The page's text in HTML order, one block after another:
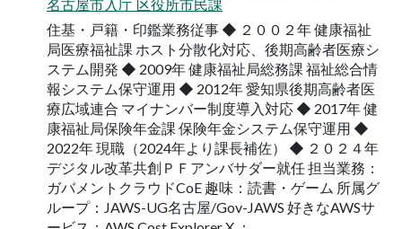
住基・戸籍・印鑑業務従事 ◆ ２００２年 健康福祉
局医療福祉課 ホスト分散化対応、後期高齢者医療シ
ステム開発 ◆ 2009年 健康福祉局総務課 福祉総合情
報システム保守運用 ◆ 2012年 愛知県後期高齢者医
療広域連合 マイナンバー制度導入対応 ◆ 2017年 健
康福祉局保険年金課 保険年金システム保守運用 ◆
2022年 現職（2024年より課長補佐） ◆ ２０２４年
デジタル改革共創ＰＦアンバサダー就任 担当業務：
ガバメントクラウドCoE 趣味：読書・ゲーム 所属グ
ループ：JAWS-UG名古屋/Gov-JAWS 好きなAWSサ